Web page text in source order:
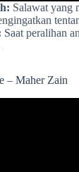
Salawat yang
Saat peralihan
– Maher Zain